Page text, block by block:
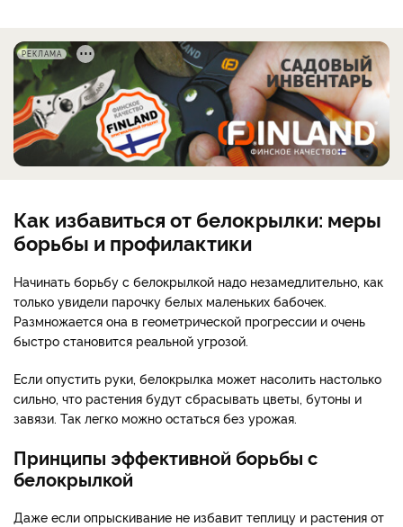
РЕКЛАМА
Как избавиться от белокрылки: меры
борьбы и профилактики
Начинать борьбу с белокрылкой надо незамедлительно, как
только увидели парочку белых маленьких бабочек.
Размножается она в геометрической прогрессии и очень
быстро становится реальной угрозой.
Если опустить руки, белокрылка может насолить настолько
сильно, что растения будут сбрасывать цветы, бутоны и
завязи. Так легко можно остаться без урожая.
Принципы эффективной борьбы с
белокрылкой
Даже если опрыскивание не избавит теплицу и растения от